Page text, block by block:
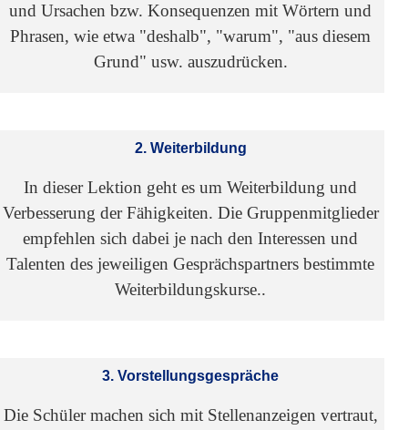
und Ursachen bzw. Konsequenzen mit Wörtern und
Phrasen, wie etwa "deshalb", "warum", "aus diesem
Grund" usw. auszudrücken.
2. Weiterbildung
In dieser Lektion geht es um Weiterbildung und
Verbesserung der Fähigkeiten. Die Gruppenmitglieder
empfehlen sich dabei je nach den Interessen und
Talenten des jeweiligen Gesprächspartners bestimmte
Weiterbildungskurse..
3. Vorstellungsgespräche
Die Schüler machen sich mit Stellenanzeigen vertraut,